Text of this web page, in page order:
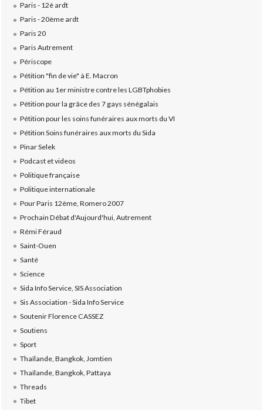
Paris - 12è ardt
Paris - 20ème ardt
Paris 20
Paris Autrement
Périscope
Pétition "fin de vie" à E. Macron
Pétition au 1er ministre contre les LGBTphobies
Pétition pour la grâce des 7 gays sénégalais
Pétition pour les soins funéraires aux morts du VI
Pétition Soins funéraires aux morts du Sida
Pinar Selek
Podcast et videos
Politique française
Politique internationale
Pour Paris 12ème, Romero 2007
Prochain Débat d'Aujourd'hui, Autrement
Rémi Féraud
Saint-Ouen
Santé
Science
Sida Info Service, SIS Association
Sis Association - Sida Info Service
Soutenir Florence CASSEZ
Soutiens
Sport
Thaïlande, Bangkok, Jomtien
Thaïlande, Bangkok, Pattaya
Threads
Tibet